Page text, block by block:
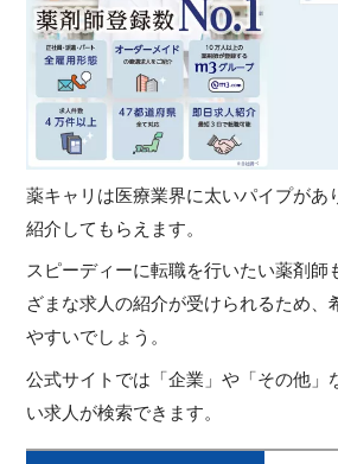
薬キャリは医療業界に太いパイプがあ
紹介してもらえます。
スピーディーに転職を行いたい薬剤師
ざまな求人の紹介が受けられるため、
やすいでしょう。
公式サイトでは「企業」や「その他」
い求人が検索できます。